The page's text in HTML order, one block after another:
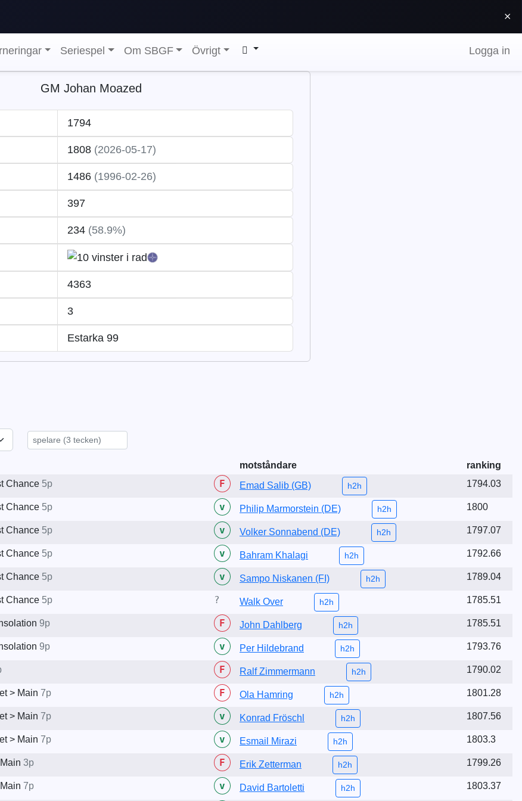
⨯
Seriespel Om SBGF Övrigt Logga in
GM Johan Moazed
1794
1808 (2026-05-17)
1486 (1996-02-26)
397
234 (58.9%)
4363
3
Estarka 99
motståndare
ranking
Chance 5p F Emad Salib (GB) h2h 1794.03
Chance 5p v Philip Marmorstein (DE) h2h 1800
Chance 5p v Volker Sonnabend (DE) h2h 1797.07
Chance 5p v Bahram Khalagi h2h 1792.66
Chance 5p v Sampo Niskanen (FI) h2h 1789.04
Chance 5p ? Walk Over h2h 1785.51
9p F John Dahlberg h2h 1785.51
9p v Per Hildebrand h2h 1793.76
F Ralf Zimmermann h2h 1790.02
> Main 7p F Ola Hamring h2h 1801.28
> Main 7p v Konrad Fröschl h2h 1807.56
> Main 7p v Esmail Mirazi h2h 1803.3
3p F Erik Zetterman h2h 1799.26
7p v David Bartoletti h2h 1803.37